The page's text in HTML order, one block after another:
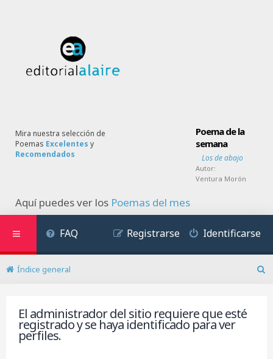
Mira nuestra selección de
Poemas Excelentes y
Recomendados
Poema de la
semana
Los de abajo
Autor:
Ventura Morón
Aquí puedes ver los Poemas del mes
FAQ Identificarse
Registrarse
Índice general
El administrador del sitio requiere que esté
registrado y se haya identificado para ver
perfiles.